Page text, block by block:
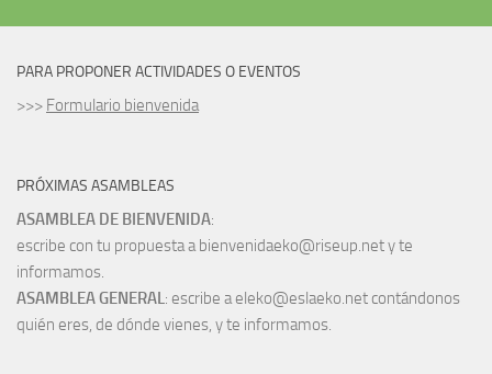
PARA PROPONER ACTIVIDADES O EVENTOS
>>> Formulario bienvenida
PRÓXIMAS ASAMBLEAS
ASAMBLEA DE BIENVENIDA:
escribe con tu propuesta a bienvenidaeko@riseup.net y te
informamos.
ASAMBLEA GENERAL: escribe a eleko@eslaeko.net contándonos
quién eres, de dónde vienes, y te informamos.